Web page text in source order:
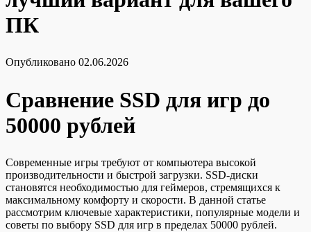
ПК
Опубликовано 02.06.2026
Сравнение SSD для игр до
50000 рублей
Современные игры требуют от компьютера высокой
производительности и быстрой загрузки. SSD-диски
становятся необходимостью для геймеров, стремящихся к
максимальному комфорту и скорости. В данной статье
рассмотрим ключевые характеристики, популярные модели и
советы по выбору SSD для игр в пределах 50000 рублей.